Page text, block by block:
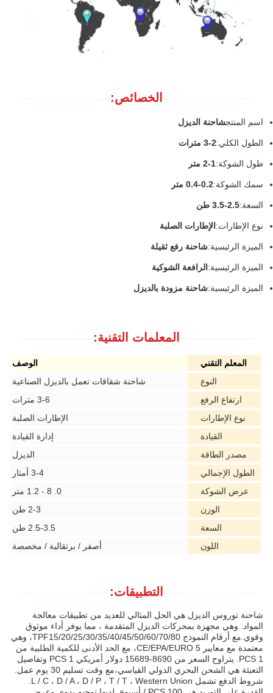
الخصائص:
اسم المنتجشاحنة الديزل
الطول الكلي: 2-3 مترات
طول الشوكة:1-2 متر
سمك الشوكة:0.2-0.4 متر
السعة:2.5-3.5 طن
نوع الإطارات:الإطارات الصلبة
الميزة الرئيسية:شاحنة رفع ثقيلة
الميزة الرئيسية:الرافعة الشوكية
الميزة الرئيسية:شاحنة مزودة بالديزل
المعلمات التقنية:
المعلم التقني
الوصف
النوع
شاحنة شقاقات تعمل بالديزل الصناعية
ارتفاع الرفع
3-6 مترات
نوع الإطارات
الإطارات الصلبة
القيادة
إدارة القيادة
مصدر الطاقة
الديزل
الطول الإجمالي
3-4 أمتار
عرض الشوكة
0. 8 - 1.2 متر
الوزن
2-3 طن
السعة
2.5-3.5 طن
اللون
أصفر / برتقالية / مخصصة
التطبيقات:
شاحنة توروس الديزل هي الحل المثالي للعديد من تطبيقات معالجة
المواد. وهي مجهزة بمحركات الديزل المتقدمة ، مما يوفر أداء موثوق
وقوي.مع أرقام النموذج TPF15/20/25/30/35/40/45/50/60/70/80، وهي
معتمدة مع معايير CE/EPA/EURO 5، مع الحد الأدنى للكمية الطلبية من
1 PCS. يتراوح السعر من 8690-15689 دولار أمريكي 1 PCS وتفاصيل
التعبئة هي الشحن البحري الدولي القياسي،مع وقت تسليم 30 يوم عمل.
شروط الدفع تشمل L / C ، D / A ، D / P ، T / T ، Western Union.